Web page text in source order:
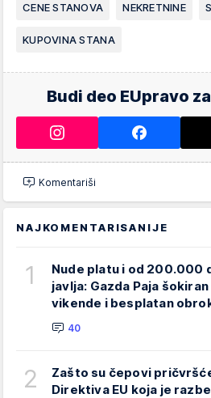
CENE STANOVA NEKRETNINE
KUPOVINA STANA
Budi deo EUpravo
Komentariši
NAJKOMENTARISANIJE
1
Nude platu i od 200.000
javlja: Gazda Paja
vikende i besplatan
40
2
Zašto su čepovi
Direktiva EU koja je